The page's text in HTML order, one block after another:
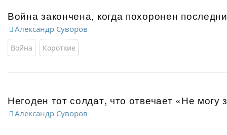
Война закончена, когда похоронен
Александр Суворов
Война Короткие
Негоден тот солдат, что отвечает «Не могу
Александр Суворов